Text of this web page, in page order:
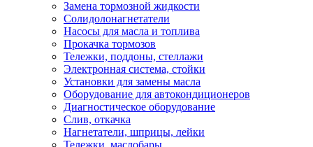
Замена тормозной жидкости
Солидолонагнетатели
Насосы для масла и топлива
Прокачка тормозов
Тележки, поддоны, стеллажи
Электронная система, стойки
Установки для замены масла
Оборудование для автокондиционеров
Диагностическое оборудование
Слив, откачка
Нагнетатели, шприцы, лейки
Тележки, маслобары